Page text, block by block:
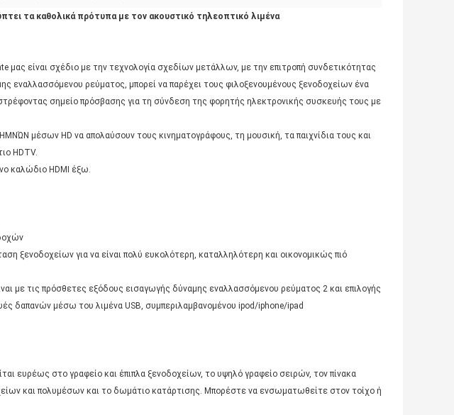
τα καθολικά πρότυπα με τον ακουστικό τηλεοπτικό λιμένα
μας είναι σχέδιο με την τεχνολογία σχεδίων μετάλλων, με την επιτροπή συνδετικότητας
εναλλασσόμενου ρεύματος, μπορεί να παρέχει τους φιλοξενουμένους ξενοδοχείων ένα
σημείο πρόσβασης για τη σύνδεση της φορητής ηλεκτρονικής συσκευής τους με
μέσων HD να απολαύσουν τους κινηματογράφους, τη μουσική, τα παιχνίδια τους και
HDTV.
καλώδιο HDMI έξω.
ξενοδοχείων για να είναι πολύ ευκολότερη, καταλληλότερη και οικονομικώς πιό
με τις πρόσθετες εξόδους εισαγωγής δύναμης εναλλασσόμενου ρεύματος 2 και επιλογής
δαπανών μέσω του λιμένα USB, συμπεριλαμβανομένου ipod/iphone/ipad
ευρέως στο γραφείο και έπιπλα ξενοδοχείων, το υψηλό γραφείο σειρών, τον πίνακα
και πολυμέσων και το δωμάτιο κατάρτισης. Μπορέστε να ενσωματωθείτε στον τοίχο ή